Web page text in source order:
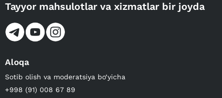
Tayyor mahsulotlar va xizmatlar bir joyda
Aloqa
Sotib olish va moderatsiya bo‘yicha
+998 (91) 008 67 89